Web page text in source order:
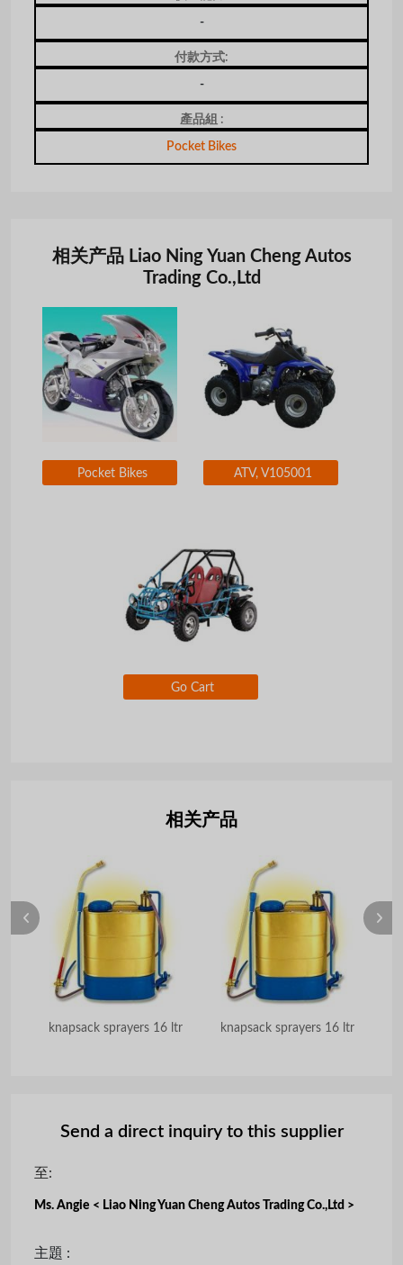
-
付款方式:
-
產品組 :
Pocket Bikes
相关产品 Liao Ning Yuan Cheng Autos
Trading Co.,Ltd
Pocket Bikes ATV, V105001
Go Cart
相关产品
knapsack sprayers 16 ltr knapsack sprayers 16 ltr
Send a direct inquiry to this supplier
至:
Ms. Angie < Liao Ning Yuan Cheng Autos Trading Co.,Ltd >
主題 :